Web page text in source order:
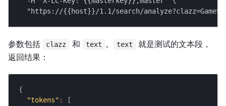
"https://{{host}}/1.1/search/
参数包括 clazz 和 text 。 text
就是测试的文本段，
返回结果：
{
"tokens" :
[